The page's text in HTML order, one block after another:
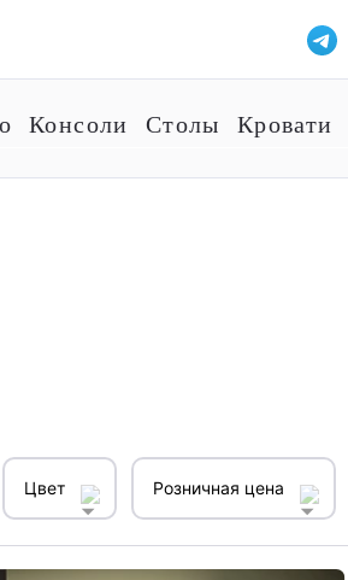
Консоли Столы Кровати
Цвет Розничная цена